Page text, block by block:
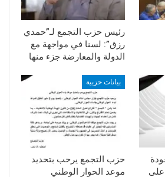
رئيس حزب التجمع لـ”حمدي
رزق”: لسنا في مواجهة مع
الدولة والمعارضة جزء منها
على
بيانات حزبية
حزب التجمع يرحب بتحديد
موعد الحوار الوطني